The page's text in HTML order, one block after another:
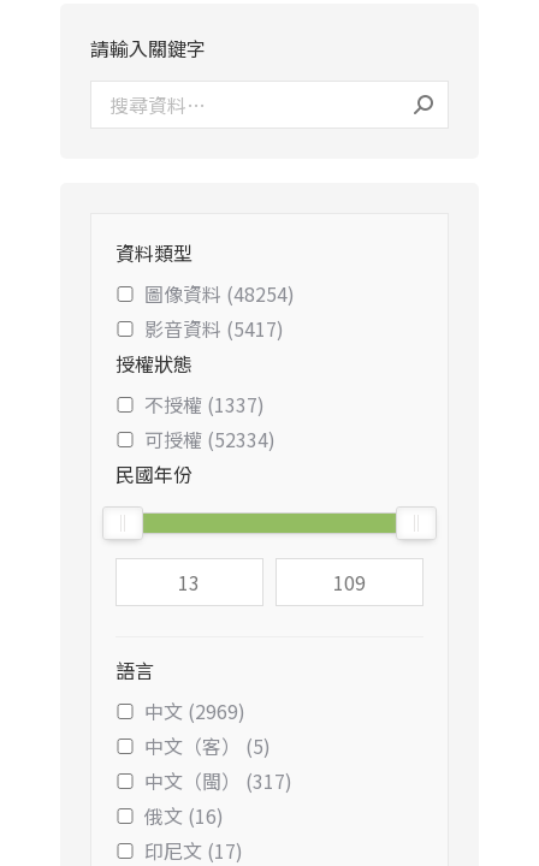
請輸入關鍵字
資料類型
圖像資料 (48254)
影音資料 (5417)
授權狀態
不授權 (1337)
可授權 (52334)
民國年份
語言
中文 (2969)
中文（客） (5)
中文（閩） (317)
俄文 (16)
印尼文 (17)